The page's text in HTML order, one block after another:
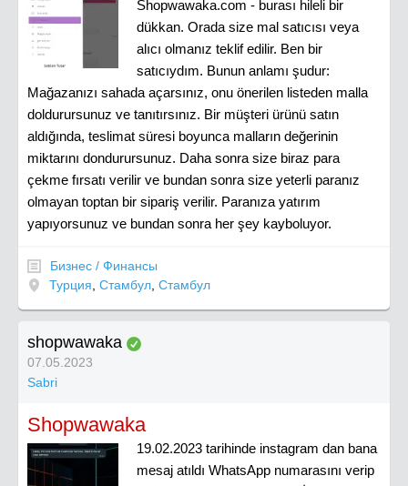
Shopwawaka.com - burası hileli bir
dükkan. Orada size mal satıcısı veya
alıcı olmanız teklif edilir. Ben bir
satıcıydım. Bunun anlamı şudur:
Mağazanızı sahada açarsınız, onu önerilen listeden malla
doldurursunuz ve tanıtırsınız. Bir müşteri ürünü satın
aldığında, teslimat süresi boyunca malların değerinin
miktarını dondurursunuz. Daha sonra size biraz para
çekme fırsatı verilir ve bundan sonra size yeterli paranız
olmayan toptan bir sipariş verilir. Paranıza yatırım
yapıyorsunuz ve bundan sonra her şey kayboluyor.
Бизнес / Финансы
Турция Стамбул Стамбул
shopwawaka
07.05.2023
Sabri
Shopwawaka
19.02.2023 tarihinde instagram dan bana
mesaj atıldı WhatsApp numarasını verip